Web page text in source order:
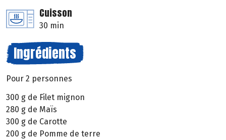
Cuisson
30 min
Ingrédients
Pour 2 personnes
300 g de Filet mignon
280 g de Maïs
300 g de Carotte
200 g de Pomme de terre